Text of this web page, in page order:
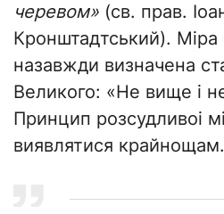
черевом» (св. прав.
Кронштадтський). Міра
назавжди визначена
Великого: «Не вище і
Принцип розсудливоі
виявлятися крайнощам.